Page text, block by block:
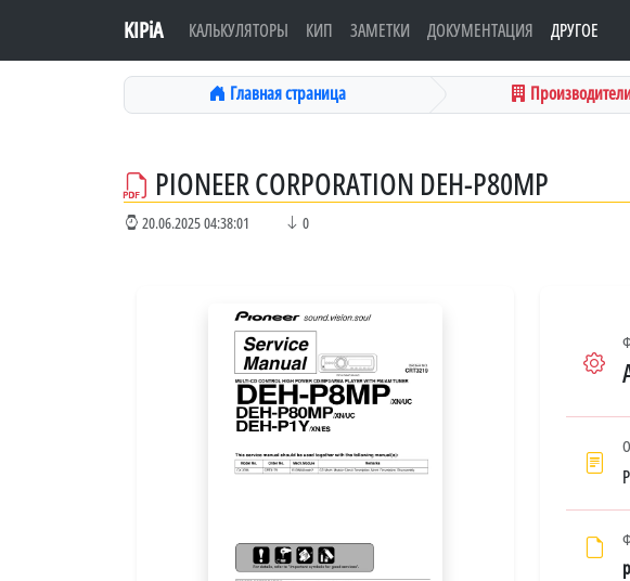
KIPiA КАЛЬКУЛЯТОРЫ КИП ЗАМЕТКИ ДОКУМЕНТАЦИЯ ДРУГОЕ
Главная страница
PIONEER CORPORATION DEH-P80MP
20.06.2025 04:38:01 0